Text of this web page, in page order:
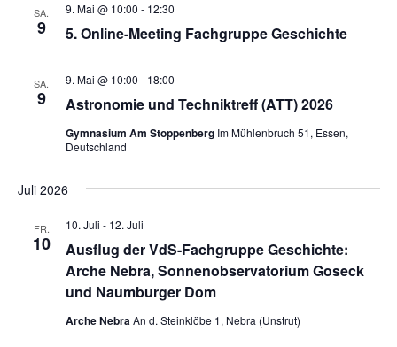
SA.
9 5. Online-Meeting Fachgruppe Geschichte
9. Mai @ 10:00 - 12:30
SA.
9 Astronomie und Techniktreff (ATT) 2026
9. Mai @ 10:00 - 18:00
Gymnasium Am Stoppenberg Im Mühlenbruch 51, Essen,
Deutschland
Juli 2026
FR.
10
Ausflug der VdS-Fachgruppe Geschichte:
Arche Nebra, Sonnenobservatorium Goseck
und Naumburger Dom
10. Juli - 12. Juli
Arche NebraAn d. Steinklöbe 1, Nebra (Unstrut)